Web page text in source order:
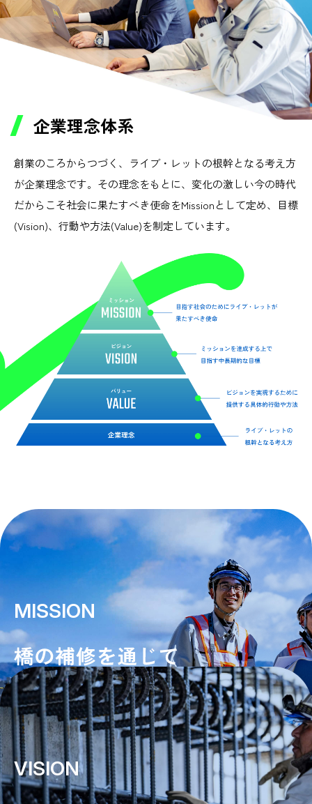
企業理念体系
創業のころからつづく、ライブ・レットの根幹となる考え方
が企業理念です。その理念をもとに、変化の激しい今の時代
だからこそ社会に果たすべき使命をMissionとして定め、目標
(Vision)、行動や方法(Value)を制定しています。
MISSION
VISION